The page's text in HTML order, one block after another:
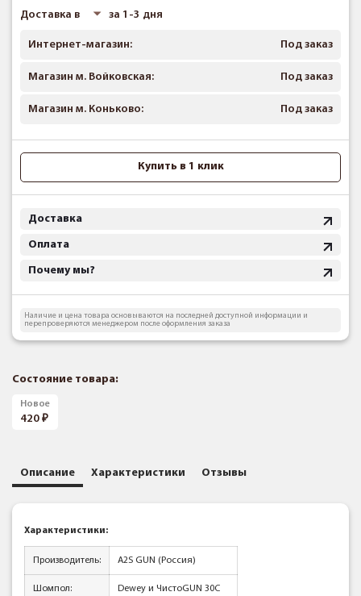
Доставка в за 1-3 дня
Интернет-магазин: Под заказ
Магазин м. Войковская: Под заказ
Магазин м. Коньково: Под заказ
Купить в 1 клик
Доставка
Оплата
Почему мы?
Наличие и цена товара основываются на последней доступной информации и
перепроверяются менеджером после оформления заказа
Состояние товара:
Новое
420
Описание Характеристики Отзывы
Характеристики:
Производитель: A2S GUN (Россия)
Шомпол: Dewey и ЧистоGUN 30C